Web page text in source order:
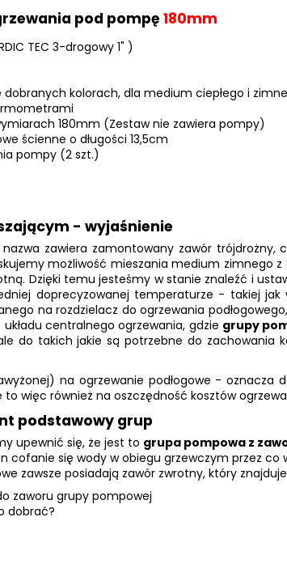
pod pompę 180mm
TEC 3-drogowy 1" )
kolorach, dla medium ciepłego i
180mm (Zestaw nie zawiera pompy)
ścienne o długości 13,5cm
pompy (2 szt.)
- wyjaśnienie
zawiera zamontowany zawór trójdrożny,
możliwość mieszania medium
Dzięki temu jesteśmy w stanie znaleźć i
doprecyzowanej temperaturze - takiej
narozdzielacz do ogrzewania podłogowego
centralnego ogrzewania, gdzie grupy
do takich jakie są potrzebne do
na ogrzewanie podłogowe - oznacza
to więc również na oszczędność kosztów
podstawowy grup
upewnić się, że jest to grupa pompowa z
się wody w obiegu grzewczym przez co
zawsze posiadają zawór zwrotny, który
zaworu grupy pompowej
dobrać?